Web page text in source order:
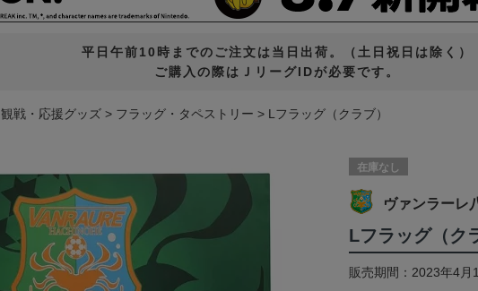
平日午前10時までのご注文は当日出荷。（土日祝日は除く）
ご購入の際はＪリーグIDが必要です。
観戦・応援グッズ フラッグ・タペストリー Lフラッグ（クラブ）
在庫なし
ヴァンラーレ
Lフラッグ（ク
販売期間：2023年4